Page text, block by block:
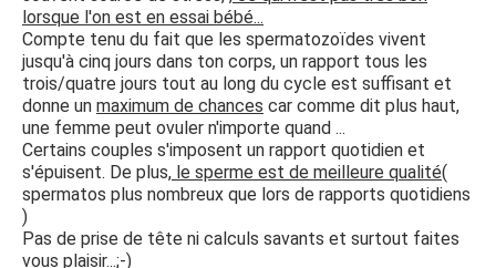
lorsque l'on est en essai bébé...
Compte tenu du fait que les spermatozoïdes vivent
jusqu'à cinq jours dans ton corps, un rapport tous les
trois/quatre jours tout au long du cycle est suffisant et
donne un maximum de chances car comme dit plus haut,
une femme peut ovuler n'importe quand ...
Certains couples s'imposent un rapport quotidien et
s'épuisent. De plus, le sperme est de meilleure qualité(
spermatos plus nombreux que lors de rapports quotidiens
)
Pas de prise de tête ni calculs savants et surtout faites
vous plaisir...;-)